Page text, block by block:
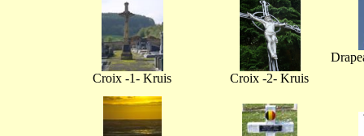
Croix -1- Kruis Croix -2- Kruis